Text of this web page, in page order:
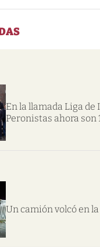
En la llamada Liga
Peronistas ahora son
Un camión volcó en la